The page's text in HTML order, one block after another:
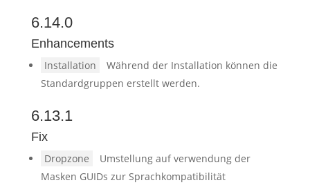
6.14.0
Enhancements
Installation
Während der Installation können die
Standardgruppen erstellt werden.
6.13.1
Fix
Dropzone
Umstellung auf verwendung der
Masken GUIDs zur Sprachkompatibilität